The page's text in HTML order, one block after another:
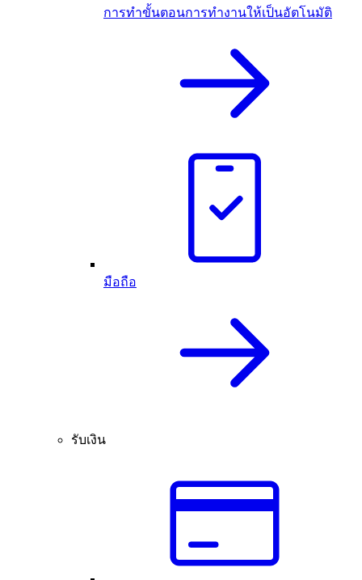
การทำขั้นตอนการทำงานให้เป็นอัตโนมัติ
มือถือ
รับเงิน